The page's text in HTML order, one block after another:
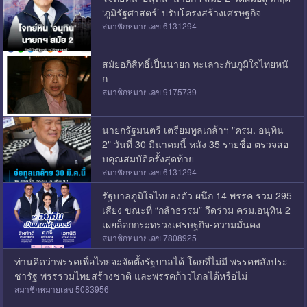
‘ภูมิรัฐศาสตร์’ ปรับโครงสร้างเศรษฐกิจ
สมาชิกหมายเลข 6131294
สมัยอภิสิทธิ์เป็นนายก ทะเลาะกับภูมิใจไทยหนั
ก
สมาชิกหมายเลข 9175739
นายกรัฐมนตรี เตรียมทูลเกล้าฯ "ครม. อนุทิน
2" วันที่ 30 มีนาคมนี้ หลัง 35 รายชื่อ ตรวจสอ
บคุณสมบัติครั้งสุดท้าย
สมาชิกหมายเลข 6131294
รัฐบาลภูมิใจไทยลงตัว ผนึก 14 พรรค รวม 295
เสียง ขณะที่ “กล้าธรรม” วืดร่วม ครม.อนุทิน 2
เผยล็อกกระทรวงเศรษฐกิจ-ความมั่นคง
สมาชิกหมายเลข 7808925
ท่านคิดว่าพรรคเพื่อไทยจะจัดตั้งรัฐบาลได้ โดยที่ไม่มี พรรคพลังประ
ชารัฐ พรรรวมไทยสร้างชาติ และพรรคก้าวไกลได้หรือไม่
สมาชิกหมายเลข 5083956